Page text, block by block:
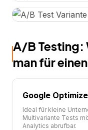
A/B Testing:
man für
Google Optimize
Ideal für kleine
Multivariante Tests
Analytics abrufbar.